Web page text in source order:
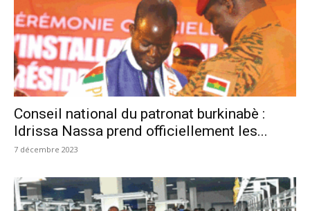
Conseil national du patronat burkinabè :
Idrissa Nassa prend officiellement les...
7 décembre 2023